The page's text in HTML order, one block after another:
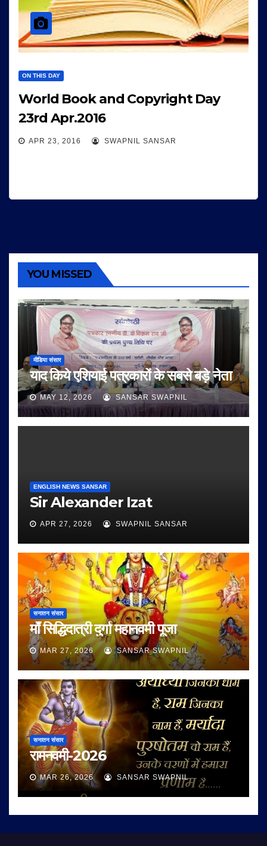
ON THIS DAY
World Book and Copyright Day
23rd Apr.2016
APR 23, 2016 SWAPNIL SANSAR
YOU MISSED
मीडिया संसार
याद किये एशियाई पत्रकारों के सबसे बड़े नेता
MAY 12, 2026 SANSAR SWAPNIL
ENGLISH NEWS SANSAR
Sir Alexander Izat
APR 27, 2026 SWAPNIL SANSAR
सनातन संसार
माँ सिद्धिदात्री दुर्गा महानवमी पूजा
MAR 27, 2026 SANSAR SWAPNIL
सनातन संसार
रामनवमी-2026
MAR 26, 2026 SANSAR SWAPNIL